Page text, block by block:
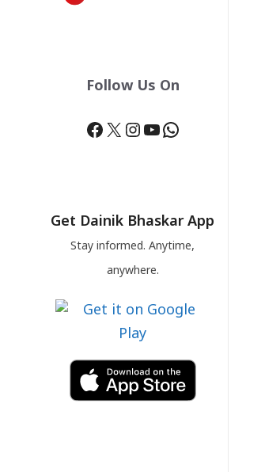
Follow Us On
Facebook
X Instagram
YouTube
WhatsApp
Get Dainik Bhaskar App
Stay informed. Anytime,
anywhere.